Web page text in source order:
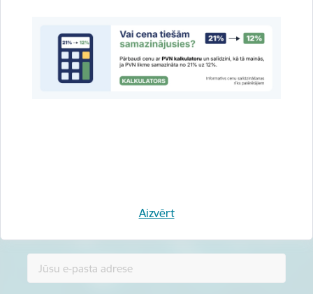
Aizvērt
Vai šī informācija bija noderīga?